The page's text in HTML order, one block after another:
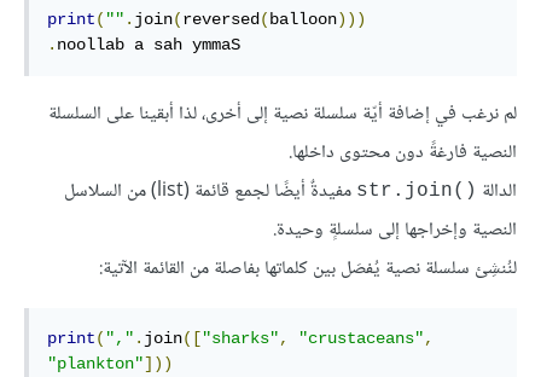
print( "" . join(reversed ( balloon)))
. noollab a sah ymmaS
لم نرغب في إضافة أيّة سلسلة نصية إلى أخرى، لذا أبقينا على السلسلة
النصية فارغةً دون محتوى داخلها.
الدالة str.join()‎
مفيدةٌ أيضًا لجمع قائمة (list) من السلاسل
النصية وإخراجها إلى سلسلةٍ وحيدة.
لنُنشِئ سلسلة نصية يُفصَل بين كلماتها بفاصلة من القائمة الآتية:
print( "," . join(["sharks", "crustaceans",
"plankton"]))